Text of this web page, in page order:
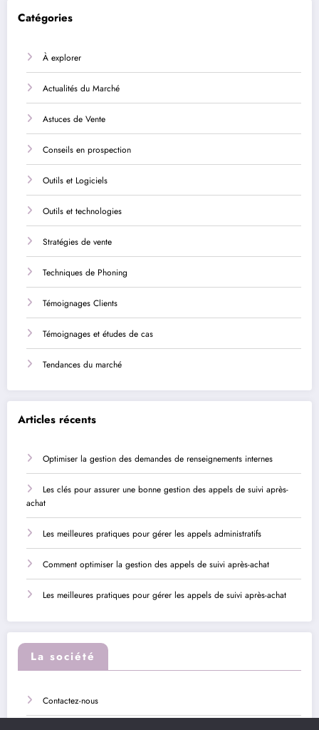
Catégories
À explorer
Actualités du Marché
Astuces de Vente
Conseils en prospection
Outils et Logiciels
Outils et technologies
Stratégies de vente
Techniques de Phoning
Témoignages Clients
Témoignages et études de cas
Tendances du marché
Articles récents
Optimiser la gestion des demandes de renseignements internes
Les clés pour assurer une bonne gestion des appels de suivi après-
achat
Les meilleures pratiques pour gérer les appels administratifs
Comment optimiser la gestion des appels de suivi après-achat
Les meilleures pratiques pour gérer les appels de suivi après-achat
La société
Contactez-nous